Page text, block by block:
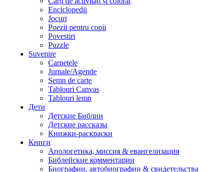
Enciclopedii
Jocuri
Poezii pentru copii
Povestiri
Puzzle
Suvenire
Carnetele
Jurnale/Agende
Semn de carte
Tablouri Canvas
Tablouri lemn
Дети
Детские Библии
Детские рассказы
Книжки-раскраски
Книги
Апологетика, миссия & евангелизация
Библейские комментарии
Биографии, автобиографии & свидетельства